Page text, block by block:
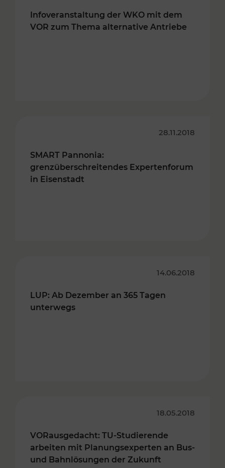
Infoveranstaltung der WKO mit dem
VOR zum Thema alternative Antriebe
28.11.2018
SMART Pannonia:
grenzüberschreitendes Expertenforum
in Eisenstadt
14.06.2018
LUP: Ab Dezember an 365 Tagen
unterwegs
18.05.2018
VORausgedacht: TU-Studierende
arbeiten mit Planungsexperten an Bus-
und Bahnlösungen der Zukunft